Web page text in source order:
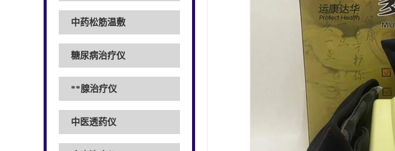
中药松筋温敷
糖尿病治疗仪
**腺治疗仪
中医透药仪